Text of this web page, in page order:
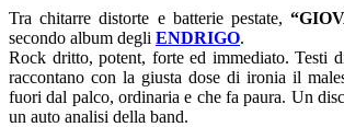
Tra chitarre distorte e batterie pestate,
secondo album degli ENDRIGO.
Rock dritto, potent, forte ed immediato. Testi
raccontano con la giusta dose di ironia il
fuori dal palco, ordinaria e che fa paura. Un
un auto analisi della band.